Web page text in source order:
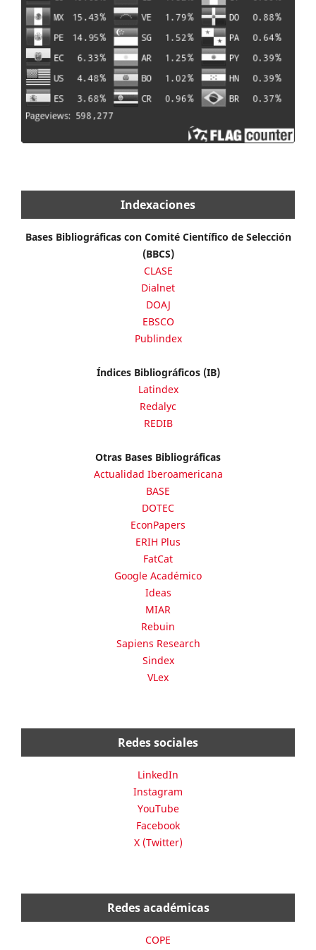
Indexaciones
Bases Bibliográficas con Comité Científico de Selección
(BBCS)
CLASE
Dialnet
DOAJ
EBSCO
Publindex
Índices Bibliográficos (IB)
Latindex
Redalyc
REDIB
Otras Bases Bibliográficas
Actualidad Iberoamericana
BASE
DOTEC
EconPapers
ERIH Plus
FatCat
Google Académico
Ideas
MIAR
Rebuin
Sapiens Research
Sindex
VLex
Redes sociales
LinkedIn
Instagram
YouTube
Facebook
X (Twitter)
Redes académicas
COPE